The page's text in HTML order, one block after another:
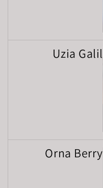
Uzia Galil
Orna Berry